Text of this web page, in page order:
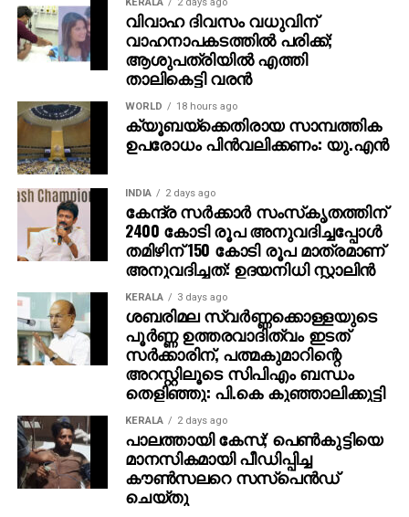
ജനാധിപത്യ രാഷ്ട്രത്തില്‍, രാഷ്ട്രീയമായി
ശക്തിയാര്‍ജ്ജിച്ച് ബാലറ്റ് പേപ്പറിലൂടെയാണ് സ്വത്വം
വെളിപ്പെടുത്തേണ്ടത്. വോട്ടിങില്‍ നിന്നു വിട്ടു നിന്നാല്‍
നമ്മുടെ ശബ്ദത്തിന് യാതൊരു പ്രസക്തിയും
ഉണ്ടാവില്ല. അസംബ്ലിയിലും പാര്‍ലിമെന്റിലുമാണ്
ഏകീകൃത സിവില്‍ കോഡിനെ പോലുള്ള
കാര്യങ്ങള്‍ക്കെതിരെ പ്രധാനമായും പോരാടേണ്ടത്.
അവിടെ ശക്തമായ പ്രാതിനിധ്യം വേണം. അങ്ങനെ
പ്രാതിനിധ്യം കിട്ടണമെങ്കില്‍ വിശാല ഐക്യം
ശക്തിപ്പെടുത്തിയേ തീരൂ. ഇവിടെ ഹിന്ദുവും
ക്രിസ്ത്യാനിയും പാര്‍സിയും ബൗദ്ധനുമെല്ലാം നാം
മുന്നോട്ടുവെക്കുന്ന സമീപനത്തിന് അനുകൂലമായി
നില്‍ക്കണം. നമ്മുടെ മൂല്യങ്ങളില്‍ ഉറച്ചു നിന്നാല്‍
മാത്രമെ അതിന് സാധിക്കയുള്ളൂ. ബാബ്‌രി മസ്ജിദ്
തകര്‍ച്ചയുടെ കാലത്ത് ഈ രാജ്യത്തെ ബഹുസ്വര
സമൂഹത്തിലെ മഹാഭൂരിഭാഗവും ആ നടപടിയെ
അപലപിച്ചു. ഇനിയും അത്തരം മതേതര ചിന്തകളെ
ബലപ്പെടുത്തി വിശാല ഐക്യത്തിലൂടെ മാത്രമെ
നമുക്കു മുന്നോട്ടു നീങ്ങാന്‍ സാധിക്കുകയുള്ളൂ.
(അവസാനിച്ചു)
RELATED TOPICS:
വിവാഹ ദിവസം വധുവിന്
വാഹനാപകടത്തില്‍ പരിക്ക്;
ആശുപത്രിയില്‍ എത്തി
താലികെട്ടി വരന്‍
WORLD 18 hours ago
ക്യൂബയ്ക്കെതിരായ സാമ്പത്തിക
ഉപരോധം പിന്‍വലിക്കണം: യു.എന്‍
INDIA 2 days ago
കേന്ദ്ര സര്‍ക്കാര്‍ സംസ്‌കൃതത്തിന്
2400 കോടി രൂപ അനുവദിച്ചപ്പോള്‍
തമിഴിന് 150 കോടി രൂപ മാത്രമാണ്
അനുവദിച്ചത്: ഉദയനിധി സ്റ്റാലിന്‍
KERALA 3 days ago
ശബരിമല സ്വര്‍ണ്ണക്കൊള്ളയുടെ
പൂര്‍ണ്ണ ഉത്തരവാദിത്വം ഇടത്
സര്‍ക്കാരിന്, പത്മകുമാറിന്റെ
അറസ്റ്റിലൂടെ സിപിഎം ബന്ധം
തെളിഞ്ഞു: പി.കെ കുഞ്ഞാലിക്കുട്ടി
KERALA 2 days ago
പാലത്തായി കേസ്; പെൺകുട്ടിയെ
മാനസികമായി പീഡിപ്പിച്ച
കൗൺസലറെ സസ്പെൻഡ്
ചെയ്തു